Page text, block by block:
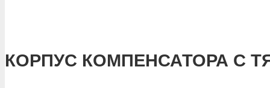
КОРПУС КОМПЕНСАТОРА С